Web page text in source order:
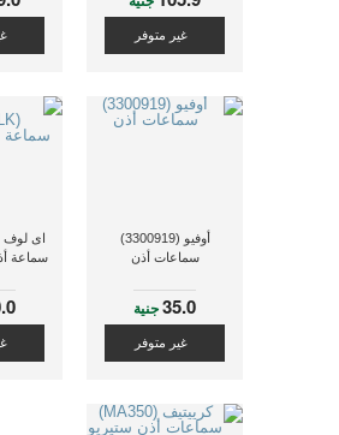
غير متوفر
أوفيو (3300919)
سماعات أذن
35.0جنية
غير متوفر
سماعة